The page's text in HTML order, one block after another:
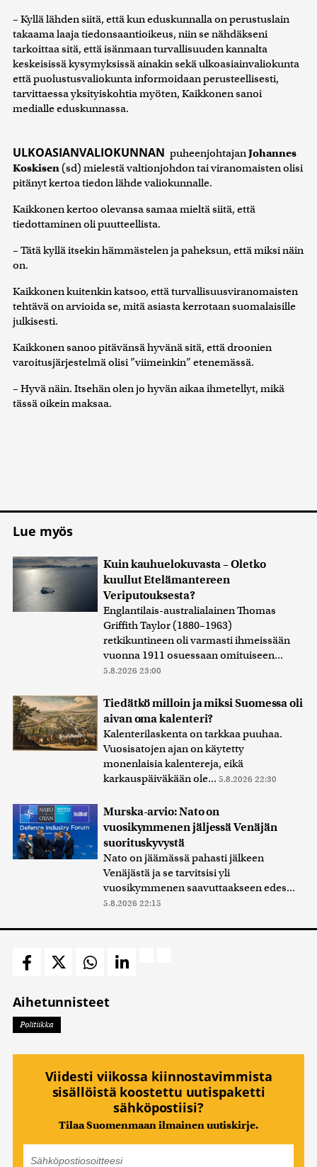
– Kyllä lähden siitä, että kun eduskunnalla on perustuslain
takaama laaja tiedonsaantioikeus, niin se nähdäkseni
tarkoittaa sitä, että isänmaan turvallisuuden kannalta
keskeisissä kysymyksissä ainakin sekä ulkoasiainvaliokunta
että puolustusvaliokunta informoidaan perusteellisesti,
tarvittaessa yksityiskohtia myöten, Kaikkonen sanoi
medialle eduskunnassa.
ULKOASIANVALIOKUNNAN puheenjohtajanJohannes
Koskisen (sd) mielestä valtionjohdon tai viranomaisten olisi
pitänyt kertoa tiedon lähde valiokunnalle.
Kaikkonen kertoo olevansa samaa mieltä siitä, että
tiedottaminen oli puutteellista.
– Tätä kyllä itsekin hämmästelen ja paheksun, että miksi näin
on.
Kaikkonen kuitenkin katsoo, että turvallisuusviranomaisten
tehtävä on arvioida se, mitä asiasta kerrotaan suomalaisille
julkisesti.
Kaikkonen sanoo pitävänsä hyvänä sitä, että droonien
varoitusjärjestelmä olisi ”viimeinkin” etenemässä.
– Hyvä näin. Itsehän olen jo hyvän aikaa ihmetellyt, mikä
tässä oikein maksaa.
Lue myös
Kuin kauhuelokuvasta – Oletko
kuullut Etelämantereen
Veriputouksesta?
Englantilais-australialainen Thomas
Griffith Taylor (1880–1963)
retkikuntineen oli varmasti ihmeissään
vuonna 1911 osuessaan omituiseen...
5.8.2026 23:00
Tiedätkö milloin ja miksi Suomessa oli
aivan oma kalenteri?
Kalenterilaskenta on tarkkaa puuhaa.
Vuosisatojen ajan on käytetty
monenlaisia kalentereja, eikä
karkauspäiväkään ole... 5.8.2026 22:30
Murska-arvio: Nato on
vuosikymmenen jäljessä Venäjän
suorituskyvystä
Nato on jäämässä pahasti jälkeen
Venäjästä ja se tarvitsisi yli
vuosikymmenen saavuttaakseen edes...
5.8.2026 22:15
Aihetunnisteet
Politiikka
Viidesti viikossa kiinnostavimmista
sisällöistä koostettu uutispaketti
sähköpostiisi?
Tilaa Suomenmaan ilmainen uutiskirje.